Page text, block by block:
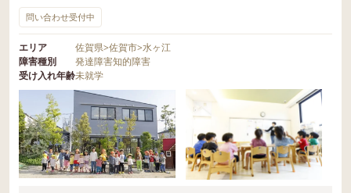
問い合わせ受付中
エリア 佐賀県>佐賀市>水ヶ江
障害種別
発達障害知的障害
受け入れ年齢未就学